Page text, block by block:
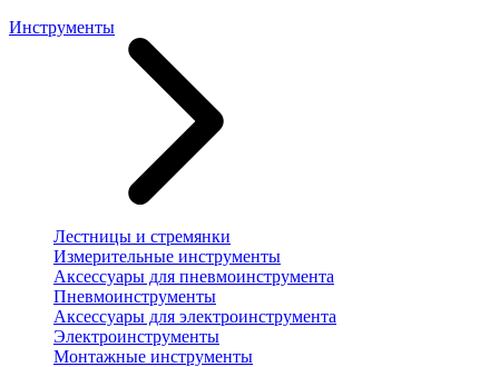
Инструменты
Лестницы и стремянки
Измерительные инструменты
Аксессуары для пневмоинструмента
Пневмоинструменты
Аксессуары для электроинструмента
Электроинструменты
Монтажные инструменты